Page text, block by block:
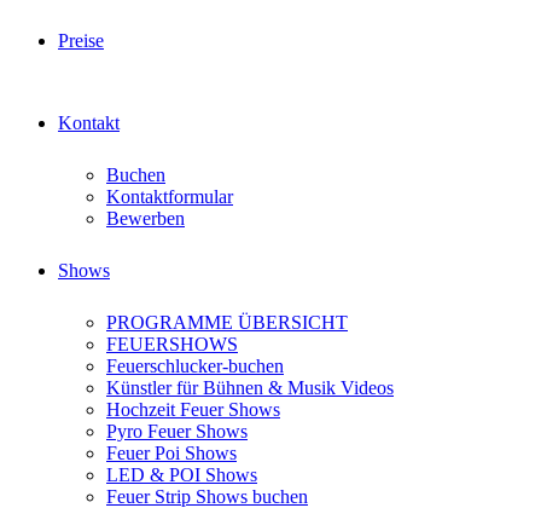
Preise
Kontakt
Buchen
Kontaktformular
Bewerben
Shows
PROGRAMME ÜBERSICHT
FEUERSHOWS
Feuerschlucker-buchen
Künstler für Bühnen & Musik Videos
Hochzeit Feuer Shows
Pyro Feuer Shows
Feuer Poi Shows
LED & POI Shows
Feuer Strip Shows buchen